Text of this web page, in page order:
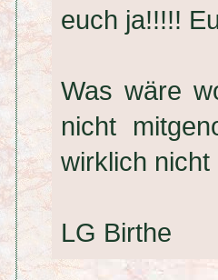
euch ja!!!!!
Was wäre
nicht
wirklich
LG Birthe